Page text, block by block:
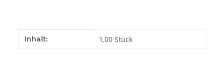
Produkteigenschaft
Wert
Inhalt: 1,00 Stück